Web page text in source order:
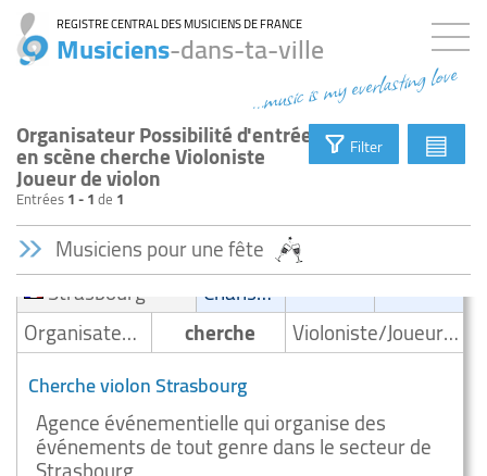
REGISTRE CENTRAL DES MUSICIENS DE FRANCE
Musiciens-dans-ta-ville
...music is my everlasting love
Organisateur Possibilité d'entrée
en scène cherche Violoniste
Joueur de violon
Entrées1 - 1de 1
Filter ▤
Musiciens pour une fête
Strasbourg
Chanson
Organisateur/ Possibilité d'entrée en scène
cherche Violoniste/Joueur de violon
Cherche violon Strasbourg
Agence événementielle qui organise des
événements de tout genre dans le secteur de